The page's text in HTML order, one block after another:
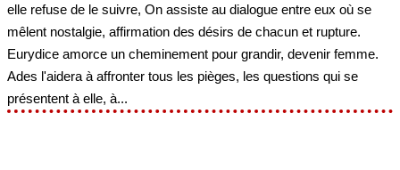
elle refuse de le suivre, On assiste au dialogue entre eux où se
mêlent nostalgie, affirmation des désirs de chacun et rupture.
Eurydice amorce un cheminement pour grandir, devenir femme.
Ades l'aidera à affronter tous les pièges, les questions qui se
présentent à elle, à...